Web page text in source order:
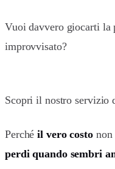
Vuoi davvero giocarti la
improvvisato?
Scopri il nostro servizio
Perchéil vero costonon
perdi quando sembri